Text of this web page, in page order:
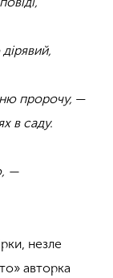
пророчу, —
в саду.
—
незле
авторка